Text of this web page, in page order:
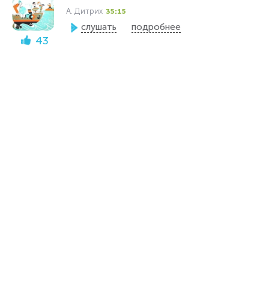
43
А. Дитрих 35:15
слушать подробнее